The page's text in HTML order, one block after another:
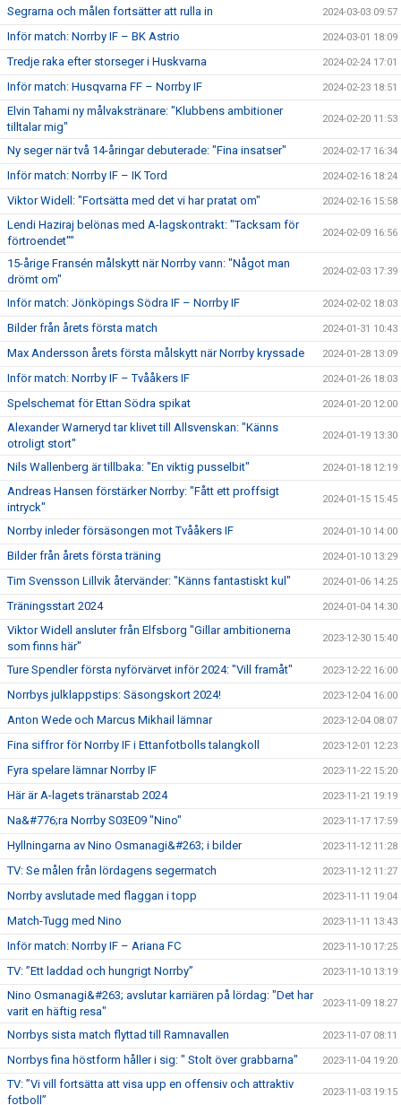
Segrarna och målen fortsätter att rulla in 2024-03-03 09:57
Inför match: Norrby IF – BK Astrio 2024-03-01 18:09
Tredje raka efter storseger i Huskvarna 2024-02-24 17:01
Inför match: Husqvarna FF – Norrby IF 2024-02-23 18:51
Elvin Tahami ny målvakstränare: "Klubbens ambitioner
tilltalar mig"
2024-02-20 11:53
Ny seger när två 14-åringar debuterade: "Fina insatser" 2024-02-17 16:34
Inför match: Norrby IF – IK Tord 2024-02-16 18:24
Viktor Widell: "Fortsätta med det vi har pratat om" 2024-02-16 15:58
Lendi Haziraj belönas med A-lagskontrakt: "Tacksam för
förtroendet""
2024-02-09 16:56
15-årige Fransén målskytt när Norrby vann: "Något man
drömt om"
2024-02-03 17:39
Inför match: Jönköpings Södra IF – Norrby IF 2024-02-02 18:03
Bilder från årets första match 2024-01-31 10:43
Max Andersson årets första målskytt när Norrby kryssade 2024-01-28 13:09
Inför match: Norrby IF – Tvååkers IF 2024-01-26 18:03
Spelschemat för Ettan Södra spikat 2024-01-20 12:00
Alexander Warneryd tar klivet till Allsvenskan: "Känns
otroligt stort"
2024-01-19 13:30
Nils Wallenberg är tillbaka: "En viktig pusselbit" 2024-01-18 12:19
Andreas Hansen förstärker Norrby: "Fått ett proffsigt
intryck"
2024-01-15 15:45
Norrby inleder försäsongen mot Tvååkers IF 2024-01-10 14:00
Bilder från årets första träning 2024-01-10 13:29
Tim Svensson Lillvik återvänder: "Känns fantastiskt kul" 2024-01-06 14:25
Träningsstart 2024 2024-01-04 14:30
Viktor Widell ansluter från Elfsborg "Gillar ambitionerna
som finns här"
2023-12-30 15:40
Ture Spendler första nyförvärvet inför 2024: "Vill framåt" 2023-12-22 16:00
Norrbys julklappstips: Säsongskort 2024! 2023-12-04 16:00
Anton Wede och Marcus Mikhail lämnar 2023-12-04 08:07
Fina siffror för Norrby IF i Ettanfotbolls talangkoll 2023-12-01 12:23
Fyra spelare lämnar Norrby IF 2023-11-22 15:20
Här är A-lagets tränarstab 2024 2023-11-21 19:19
Na&#776;ra Norrby S03E09 "Nino" 2023-11-17 17:59
Hyllningarna av Nino Osmanagi&#263; i bilder 2023-11-12 11:28
TV: Se målen från lördagens segermatch 2023-11-12 11:27
Norrby avslutade med flaggan i topp 2023-11-11 19:04
Match-Tugg med Nino 2023-11-11 13:43
Inför match: Norrby IF – Ariana FC 2023-11-10 17:25
TV: ”Ett laddad och hungrigt Norrby” 2023-11-10 13:19
Nino Osmanagi&#263; avslutar karriären på lördag: "Det har
varit en häftig resa"
2023-11-09 18:27
Norrbys sista match flyttad till Ramnavallen 2023-11-07 08:11
Norrbys fina höstform håller i sig: " Stolt över grabbarna" 2023-11-04 19:20
TV: ”Vi vill fortsätta att visa upp en offensiv och attraktiv
fotboll”
2023-11-03 19:15